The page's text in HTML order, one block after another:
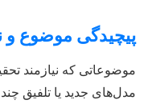
موضوع و
که نیازمند
جدید یا تلفیق چند